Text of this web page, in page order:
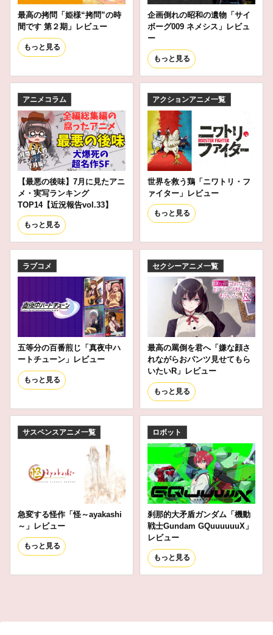
最高の拷問「姫様“拷問”の時
間です 第２期」レビュー
もっと見る
企画倒れの昭和の遺物「サイ
ボーグ009 ネメシス」レビュ
ー
もっと見る
アニメコラム
【最悪の後味】7月に見たアニ
メ・実写ランキング
TOP14【近況報告vol.33】
もっと見る
アクションアニメ一覧
世界を救う鶏「ニワトリ・フ
ァイター」レビュー
もっと見る
ラブコメ
五等分の百番煎じ「真夜中ハ
ートチューン」レビュー
もっと見る
セクシーアニメ一覧
最高の罵倒を君へ「嫌な顔さ
れながらおパンツ見せてもら
いたいR」レビュー
もっと見る
サスペンスアニメ一覧
急変する怪作「怪～ayakashi
～」レビュー
もっと見る
ロボット
刹那的大矛盾ガンダム「機動
戦士Gundam GQuuuuuuX」
レビュー
もっと見る